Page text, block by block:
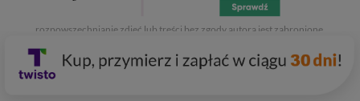
. Kopiowanie, przetwarzanie,
rozpowszechnianie zdjęć lub treści bez zgody autora jest zabronione.